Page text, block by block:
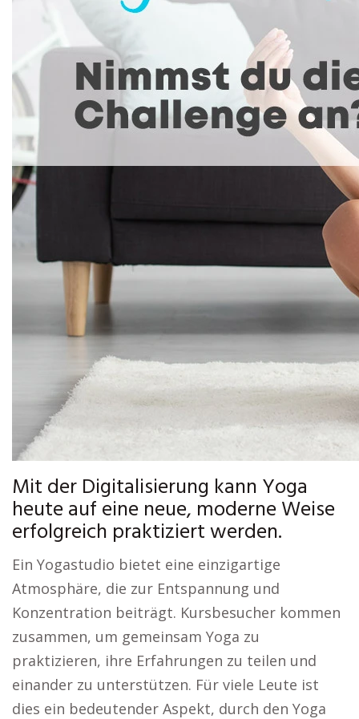
Mit der Digitalisierung kann Yoga
heute auf eine neue, moderne Weise
erfolgreich praktiziert werden.
Ein Yogastudio bietet eine einzigartige
Atmosphäre, die zur Entspannung und
Konzentration beiträgt. Kursbesucher kommen
zusammen, um gemeinsam Yoga zu
praktizieren, ihre Erfahrungen zu teilen und
einander zu unterstützen. Für viele Leute ist
dies ein bedeutender Aspekt, durch den Yoga